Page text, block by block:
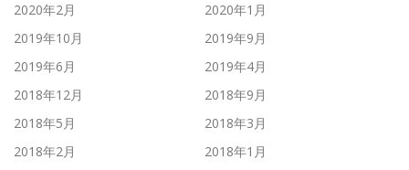
2020年2月
2020年1月
2019年10月
2019年9月
2019年6月
2019年4月
2018年12月
2018年9月
2018年5月
2018年3月
2018年2月
2018年1月